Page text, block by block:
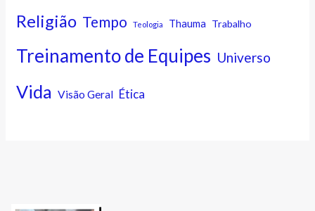
Religião Tempo Teologia Thauma Trabalho
Treinamento de Equipes Universo
Vida Visão Geral Ética